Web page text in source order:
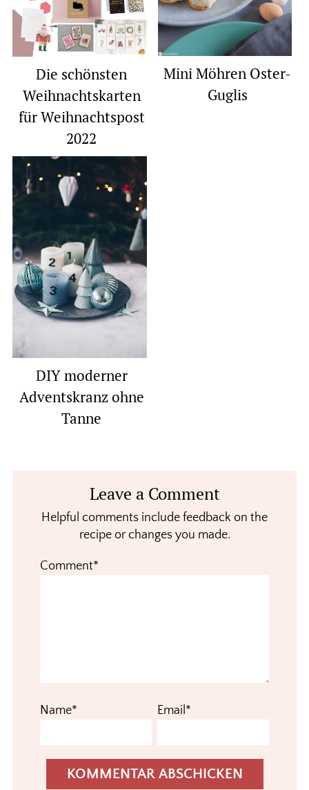
Die schönsten
Weihnachtskarten
für Weihnachtspost
2022
Mini Möhren Oster-
Guglis
DIY moderner
Adventskranz ohne
Tanne
InteractionsLeave a Comment
Helpful comments include feedback on the
recipe or changes you made.
Comment*
Name* Email*